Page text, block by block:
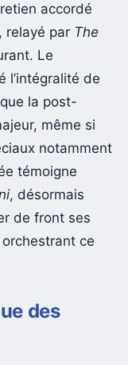
accordé
, relayé par The
Le
l’intégralité de
la post-
même si
notamment
témoigne
, désormais
de front ses
ce
des